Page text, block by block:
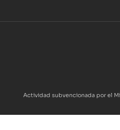
Actividad subvencionada por el